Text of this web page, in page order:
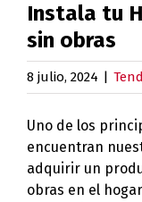
Instala tu
sin obras
8 julio, 2024
Uno de los
encuentran
adquirir un
obras en el